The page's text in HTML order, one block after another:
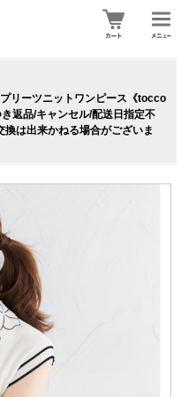
リーツニットワンピース《tocco
返品/キャンセル/配送日指定不
は出来かねる場合がございま